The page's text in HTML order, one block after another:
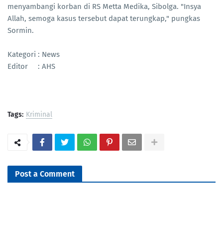
menyambangi korban di RS Metta Medika, Sibolga. "Insya
Allah, semoga kasus tersebut dapat terungkap," pungkas
Sormin.
Kategori : News
Editor : AHS
Tags: Kriminal
Post a Comment